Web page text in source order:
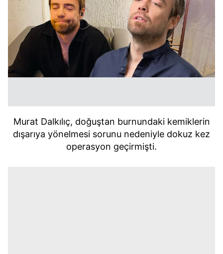
Murat Dalkılıç, doğuştan burnundaki kemiklerin
dışarıya yönelmesi sorunu nedeniyle dokuz kez
operasyon geçirmişti.